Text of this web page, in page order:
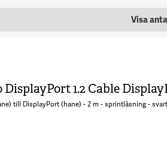
per
sida
Visa
1.2 Cable
till DisplayPort (hane) - 2 m - sprintlåsning - svart